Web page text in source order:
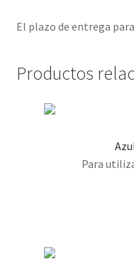
El plazo de entrega
Productos
Para